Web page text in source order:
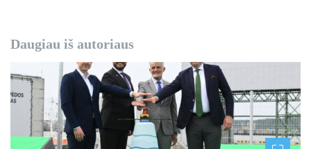
Daugiau iš autoriaus